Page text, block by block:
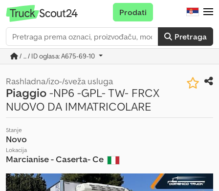
Pretraga
Prodati
/ ... / ID oglasa: A675-69-10
Rashladna/izo-/sveža usluga
Piaggio-NP6 -GPL- TW- FRCX
NUOVO DA IMMATRICOLARE
Stanje
Novo
Lokacija
Marcianise - Caserta- Ce